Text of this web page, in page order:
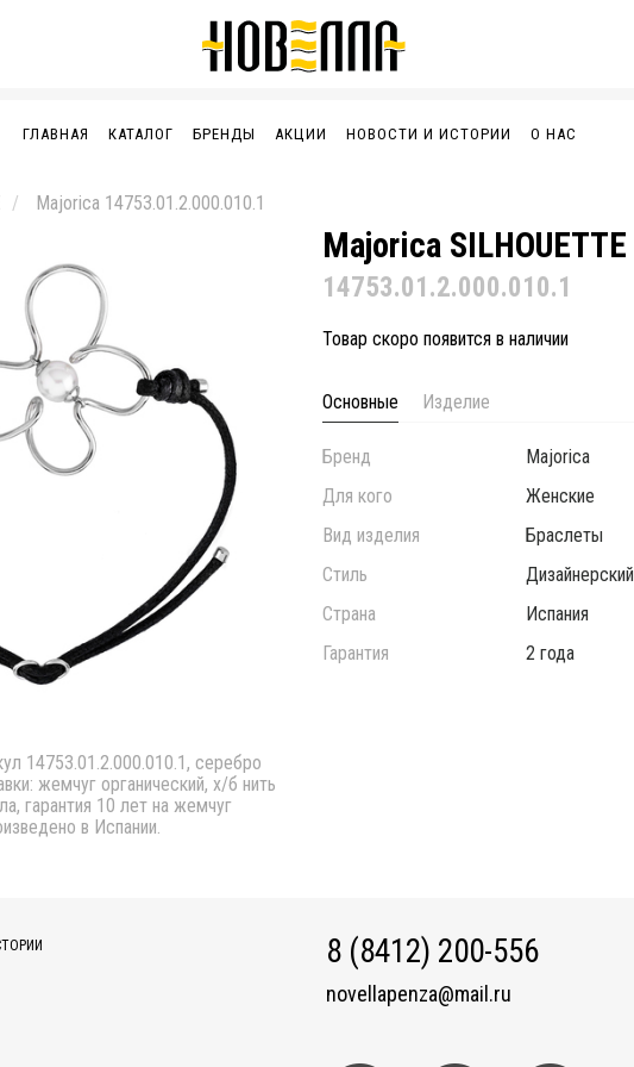
ГЛАВНАЯ КАТАЛОГ БРЕНДЫ АКЦИИ НОВОСТИ И ИСТОРИИ О НАС
Majorica 14753.01.2.000.010.1
14753.01.2.000.010.1, серебро
жемчуг органический, х/б нить
гарантия 10 лет на жемчуг
в Испании.
Majorica SILHOUETTE
14753.01.2.000.010.1
Товар скоро появится в наличии
Основные Изделие
Бренд
Majorica
Для кого
Женские
Вид изделия
Браслеты
Стиль
Дизайнерский
Страна
Испания
Гарантия
2 года
8 (8412) 200-556
novellapenza@mail.ru